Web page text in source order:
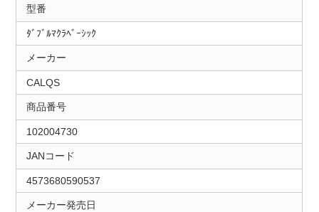
型番
ﾀﾞﾌﾞﾙﾏｸﾗﾍﾞｰｼｯｸ
メーカー
CALQS
商品番号
102004730
JANコード
4573680590537
メーカー発売日